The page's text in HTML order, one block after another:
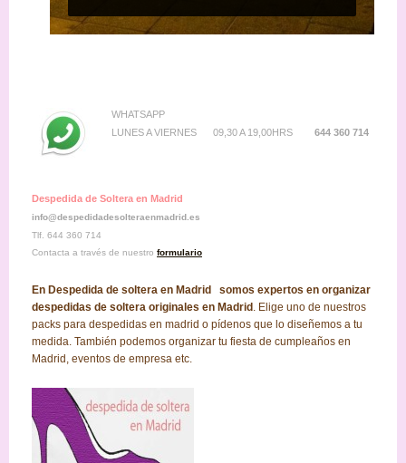
WHATSAPP
LUNES A VIERNES 09,30 A 19,00HRS
644 360 714
Despedida de Soltera en Madrid
info@despedidadesolteraenmadrid.es
Tlf. 644 360 714
Contacta a través de nuestro formulario
En Despedida de soltera en Madrid somos expertos en organizar
despedidas de soltera originales en Madrid . Elige uno de nuestros
packs para despedidas en madrid o pídenos que lo diseñemos a tu
medida. También podemos organizar tu fiesta de cumpleaños en
Madrid, eventos de empresa etc.